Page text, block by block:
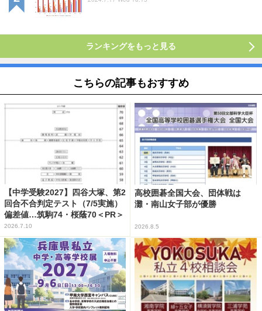
ランキングをもっと見る
こちらの記事もおすすめ
【中学受験2027】四谷大塚、第2
回合不合判定テスト（7/5実施）
偏差値…筑駒74・桜蔭70＜PR＞
2026.7.10
高校囲碁全国大会、団体戦は
灘・南山女子部が優勝
2026.8.5